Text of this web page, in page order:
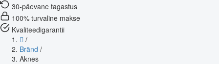
30-päevane tagastus
100% turvaline makse
Kvaliteedigarantii
/
Bränd /
Aknes